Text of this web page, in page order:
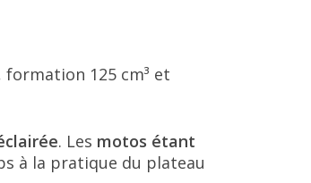
125 cm³ et
. Les motos étant
à la pratique du plateau